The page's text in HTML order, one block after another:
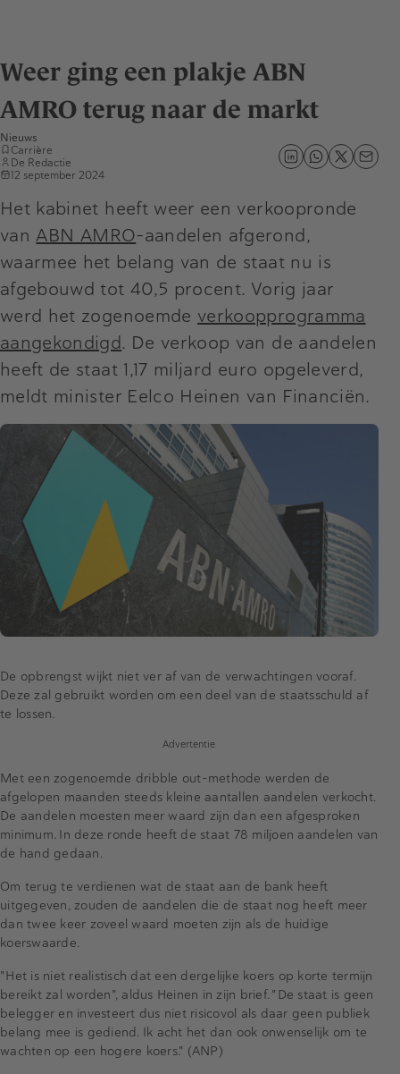
Weer ging een plakje ABN
AMRO terug naar de markt
Nieuws
Carrière
De Redactie
12 september 2024
Het kabinet heeft weer een verkoopronde
vanABN AMRO-aandelen afgerond,
waarmee het belang van de staat nu is
afgebouwd tot 40,5 procent. Vorig jaar
werd het zogenoemde verkoopprogramma
aangekondigd. De verkoop van de aandelen
heeft de staat 1,17 miljard euro opgeleverd,
meldt minister Eelco Heinen van Financiën.
De opbrengst wijkt niet ver af van de verwachtingen vooraf.
Deze zal gebruikt worden om een deel van de staatsschuld af
te lossen.
Advertentie
Met een zogenoemde dribble out-methode werden de
afgelopen maanden steeds kleine aantallen aandelen verkocht.
De aandelen moesten meer waard zijn dan een afgesproken
minimum. In deze ronde heeft de staat 78 miljoen aandelen van
de hand gedaan.
Om terug te verdienen wat de staat aan de bank heeft
uitgegeven, zouden de aandelen die de staat nog heeft meer
dan twee keer zoveel waard moeten zijn als de huidige
koerswaarde.
"Het is niet realistisch dat een dergelijke koers op korte termijn
bereikt zal worden", aldus Heinen in zijn brief. "De staat is geen
belegger en investeert dus niet risicovol als daar geen publiek
belang mee is gediend. Ik acht het dan ook onwenselijk om te
wachten op een hogere koers." (ANP)